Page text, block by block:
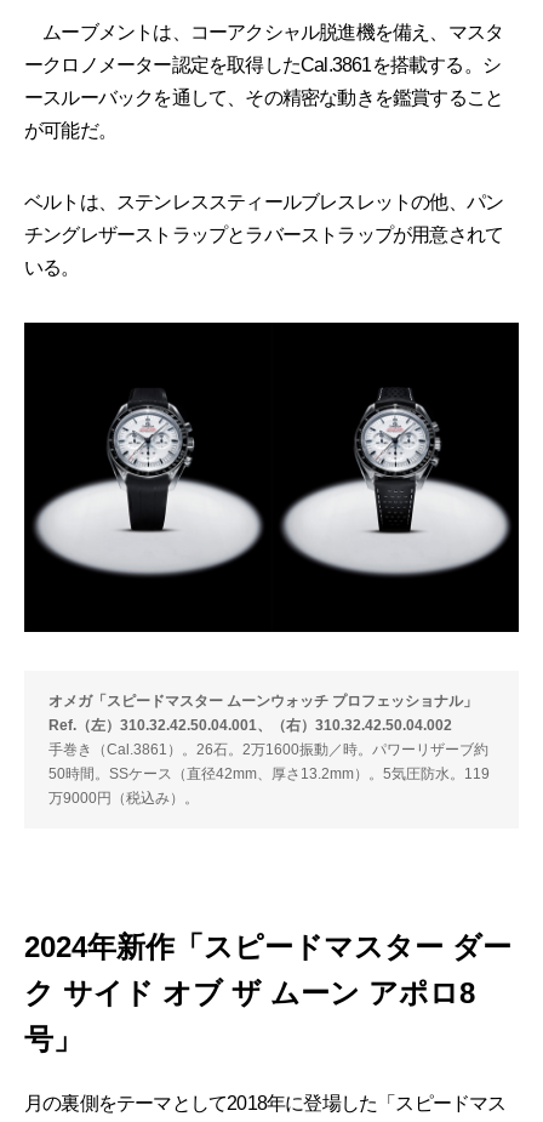
ムーブメントは、コーアクシャル脱進機を備え、マスタ
ークロノメーター認定を取得したCal.3861を搭載する。シ
ースルーバックを通して、その精密な動きを鑑賞すること
が可能だ。
ベルトは、ステンレススティールブレスレットの他、パン
チングレザーストラップとラバーストラップが用意されて
いる。
オメガ「スピードマスター ムーンウォッチ プロフェッショナル」
Ref.（左）310.32.42.50.04.001、（右）310.32.42.50.04.002
手巻き（Cal.3861）。26石。2万1600振動／時。パワーリザーブ約
50時間。SSケース（直径42mm、厚さ13.2mm）。5気圧防水。119
万9000円（税込み）。
2024年新作「スピードマスター ダー
ク サイド オブ ザ ムーン アポロ8
号」
月の裏側をテーマとして2018年に登場した「スピードマス